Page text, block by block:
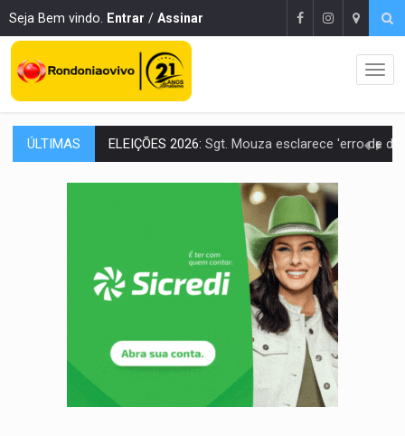
Seja Bem vindo. Entrar / Assinar
ÚLTIMAS JUDICIÁRIO:Sinjur parabeniza servidores pelo adicional de incentivo com
Publicação Legal:AVISO DE LICITAÇÃO: Pregão Eletrônico Nº 12/2026
Polícia apreende mais de uma tonelada de drogas em fundo
PRESENTES: Confira os sorteados na promoção
VOVÔ LADRÃO:Idoso é filmado furtando bicicleta na frente
Comarca de Nova Mamoré terá seu primeiro
ADAILTON FÚRIA:Assessoria denuncia suposto ataque com perfis
INFRAESTRUTURA:Após quase 30 anos de espera, asfalto chega ao